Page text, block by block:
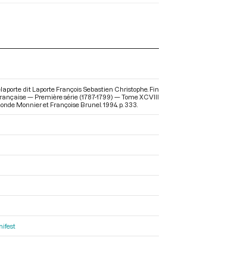
dit Laporte François Sebastien Christophe. Fin
— Première série (1787-1799) — Tome XCVIII
Monnier et Françoise Brunel. 1994. p. 333.